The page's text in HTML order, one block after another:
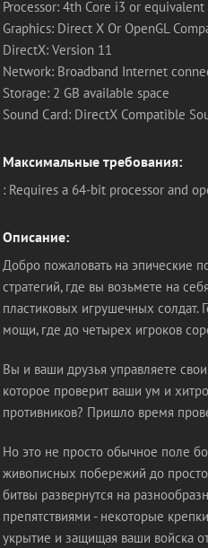
Processor: 4th Core i3 or equivalent
Graphics: Direct X Or OpenGL
DirectX: Version 11
Network: Broadband Internet
Storage: 2 GB available space
Sound Card: DirectX Compatible
Максимальные требования:
: Requires a 64-bit processor and
Описание:
Добро пожаловать на эпические
стратегий, где вы возьмете на
пластиковых игрушечных солдат.
мощи, где до четырех игроков
Вы и ваши друзья управляете
которое проверит ваши ум и
противников? Пришло время
Но это не просто обычное поле
живописных побережий до
битвы развернутся на
препятствиями - некоторые
укрытие и защищая ваши войска